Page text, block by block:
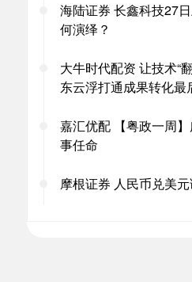
海陆证券 长鑫科技27
何演绎？
大牛时代配资 让技术“
东云浮打通成果转化最
嘉汇优配 【粤政一周
事任命
摩根证券 人民币兑美